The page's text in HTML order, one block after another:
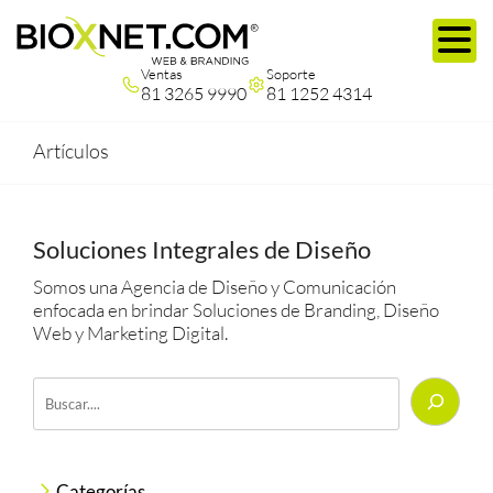
Ventas
81 3265 9990
Soporte
81 1252 4314
Artículos
Soluciones Integrales de Diseño
Somos una Agencia de Diseño y Comunicación
enfocada en brindar Soluciones de Branding, Diseño
Web y Marketing Digital.
Buscar